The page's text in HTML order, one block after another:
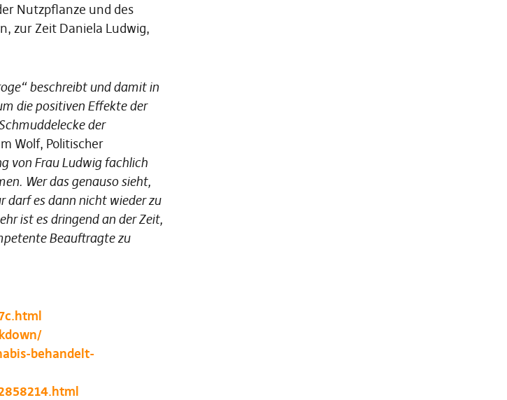
Nutzpflanze und des
zur Zeit Daniela Ludwig,
beschreibt und damit in
die positiven Effekte der
der
Wolf, Politischer
von Frau Ludwig fachlich
Wer das genauso sieht,
darf es dann nicht wieder zu
ist es dringend an der Zeit,
Beauftragte zu
behandelt-